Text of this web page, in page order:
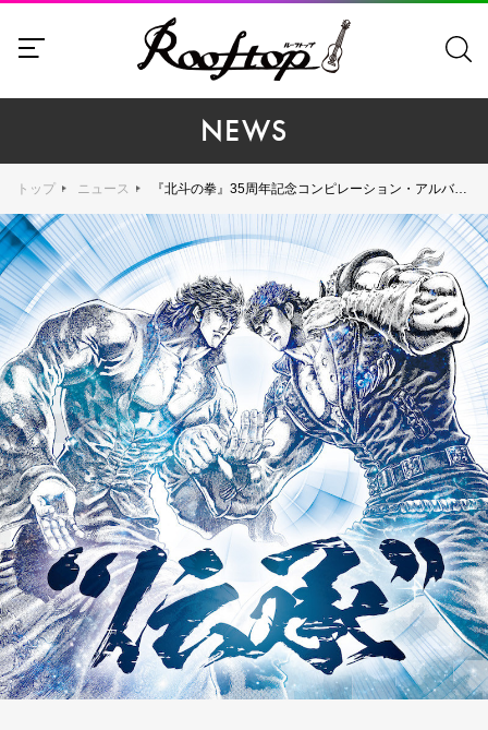
NEWS
トップ ニュース 『北斗の拳』35周年記念コンピレーション・アルバム『北斗の拳 35th Anniversary Album "伝承"』の豪華参加アーティスト、SILENT SIREN、THE ALFEE、BiSH、布袋寅泰、MY FIRST STORY、三浦祐太朗、MIYAVIからの熱いコメントが到着！ 収録楽曲のタイトルも発表！